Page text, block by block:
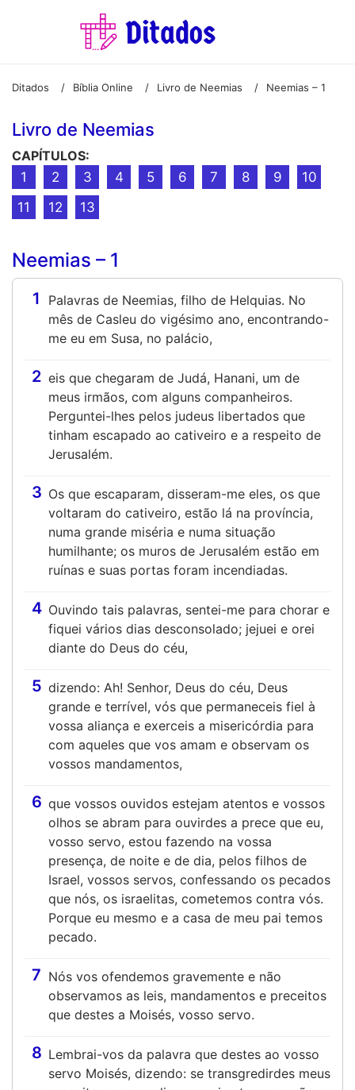
Ditados / Bíblia Online / Livro de Neemias / Neemias – 1
Livro de Neemias
CAPÍTULOS:
1
2 3 4 5 6 7 8 9
10
11
12 13
Neemias – 1
1
Palavras de Neemias, filho de Helquias. No
mês de Casleu do vigésimo ano, encontrando-
me eu em Susa, no palácio,
2 eis que chegaram de Judá, Hanani, um de
meus irmãos, com alguns companheiros.
Perguntei-lhes pelos judeus libertados que
tinham escapado ao cativeiro e a respeito de
Jerusalém.
3 Os que escaparam, disseram-me eles, os que
voltaram do cativeiro, estão lá na província,
numa grande miséria e numa situação
humilhante; os muros de Jerusalém estão em
ruínas e suas portas foram incendiadas.
4 Ouvindo tais palavras, sentei-me para chorar e
fiquei vários dias desconsolado; jejuei e orei
diante do Deus do céu,
5 dizendo: Ah! Senhor, Deus do céu, Deus
grande e terrível, vós que permaneceis fiel à
vossa aliança e exerceis a misericórdia para
com aqueles que vos amam e observam os
vossos mandamentos,
6 que vossos ouvidos estejam atentos e vossos
olhos se abram para ouvirdes a prece que eu,
vosso servo, estou fazendo na vossa
presença, de noite e de dia, pelos filhos de
Israel, vossos servos, confessando os pecados
que nós, os israelitas, cometemos contra vós.
Porque eu mesmo e a casa de meu pai temos
pecado.
7 Nós vos ofendemos gravemente e não
observamos as leis, mandamentos e preceitos
que destes a Moisés, vosso servo.
8 Lembrai-vos da palavra que destes ao vosso
servo Moisés, dizendo: se transgredirdes meus